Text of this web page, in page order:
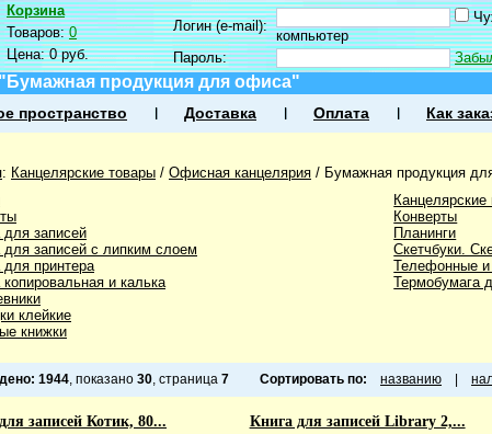
Корзина
Товаров:0
Цена:0 руб.
Логин (e-mail):
компьютер
Пароль:
продукция для офиса"
пространство Доставка Оплата Как
: Канцелярские товары / Офисная канцелярия / Бумажная продукция
для записей
для записей с липким слоем
для принтера
копировальная и калька
клейкие
книжки
Канцелярские
Конверты
Планинги
Скетчбуки.
Телефонные и
Термобумага
1944, показано 30, страница 7 Сортировать по: названию
записей Котик, 80...
Книга для записей Library 2,...